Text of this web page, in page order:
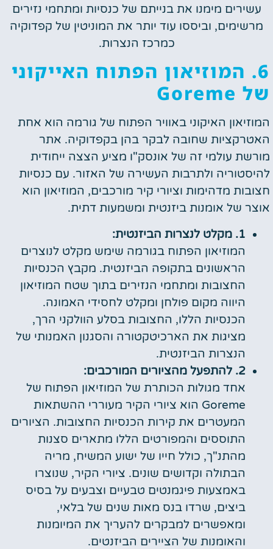
עשירים מימנו את בנייתם של כנסיות ומתחמי נזירים
מרשימים, וביססו עוד יותר את המוניטין של קפדוקיה
כמרכז הנצרות.
6. המוזיאון הפתוח האייקוני
של Goreme
המוזיאון האיקוני באוויר הפתוח של גורמה הוא אחת
האטרקציות שחובה לבקר בהן בקפדוקיה. אתר
מורשת עולמי זה של אונסק"ו מציע הצצה ייחודית
להיסטוריה ולתרבות העשירה של האזור. עם כנסיות
חצובות מדהימות וציורי קיר מורכבים, המוזיאון הוא
אוצר של אומנות ביזנטית ומשמעות דתית.
1. מקלט לנצרות הביזנטית:
המוזיאון הפתוח בגורמה שימש מקלט לנוצרים
הראשונים בתקופה הביזנטית. מקבץ הכנסיות
החצובות ומתחמי הנזירים בתוך שטח המוזיאון
היווה מקום פולחן ומקלט לחסידי האמונה.
הכנסיות הללו, החצובות בסלע הוולקני הרך,
מציגות את הארכיטקטורה והסגנון האמנותי של
הנצרות הביזנטית.
2. להתפעל מהציורים המורכבים:
אחד מגולות הכותרת של המוזיאון הפתוח של
Goreme הוא ציורי הקיר מעוררי ההשתאות
המעטרים את קירות הכנסיות החצובות. הציורים
התוססים והמפורטים הללו מתארים סצנות
מהתנ"ך, כולל חייו של ישוע המשיח, מריה
הבתולה וקדושים שונים. ציורי הקיר, שנוצרו
באמצעות פיגמנטים טבעיים וצבעים על בסיס
ביצים, שרדו בנס מאות שנים של בלאי,
ומאפשרים למבקרים להעריך את המיומנות
והאומנות של הציירים הביזנטים.